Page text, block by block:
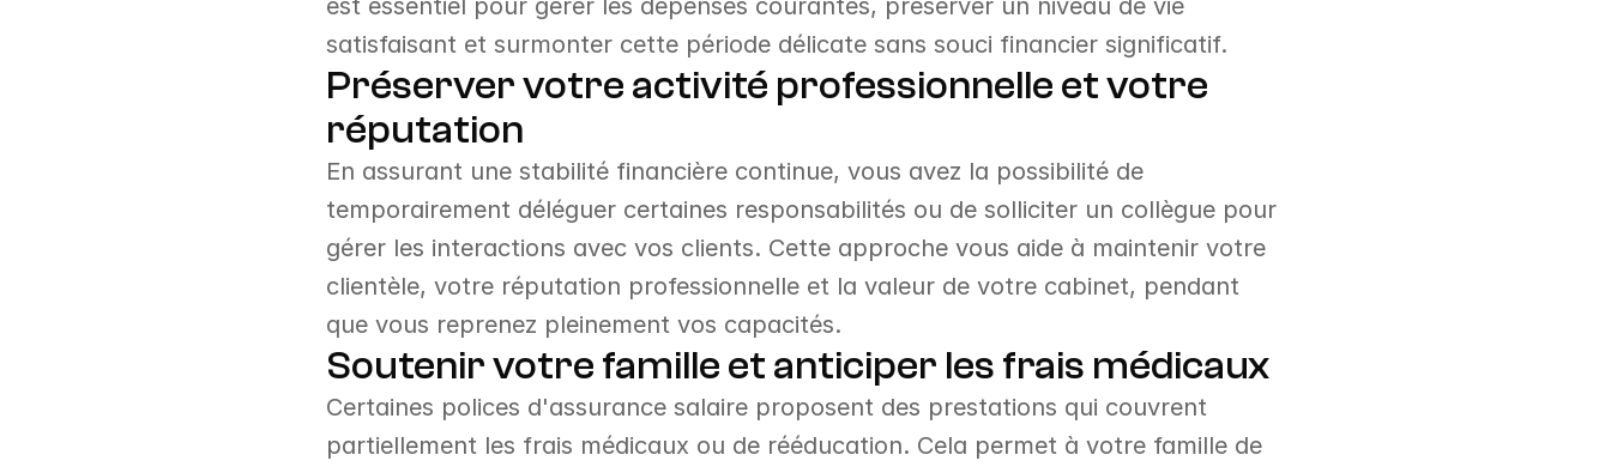
est essentiel pour gérer les dépenses courantes, préserver un niveau de vie
satisfaisant et surmonter cette période délicate sans souci financier significatif.
Préserver votre activité professionnelle et votre
réputation
En assurant une stabilité financière continue, vous avez la possibilité de
temporairement déléguer certaines responsabilités ou de solliciter un collègue pour
gérer les interactions avec vos clients. Cette approche vous aide à maintenir votre
clientèle, votre réputation professionnelle et la valeur de votre cabinet, pendant
que vous reprenez pleinement vos capacités.
Soutenir votre famille et anticiper les frais médicaux
Certaines polices d'assurance salaire proposent des prestations qui couvrent
partiellement les frais médicaux ou de rééducation. Cela permet à votre famille de